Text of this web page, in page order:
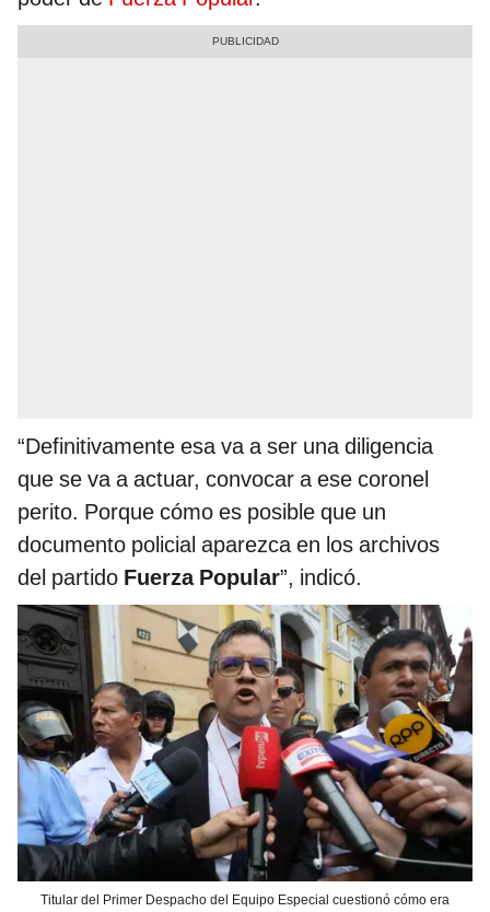
“Definitivamente esa va a ser una diligencia
que se va a actuar, convocar a ese coronel
perito. Porque cómo es posible que un
documento policial aparezca en los archivos
del partido Fuerza Popular”, indicó.
Titular del Primer Despacho del Equipo Especial cuestionó cómo era